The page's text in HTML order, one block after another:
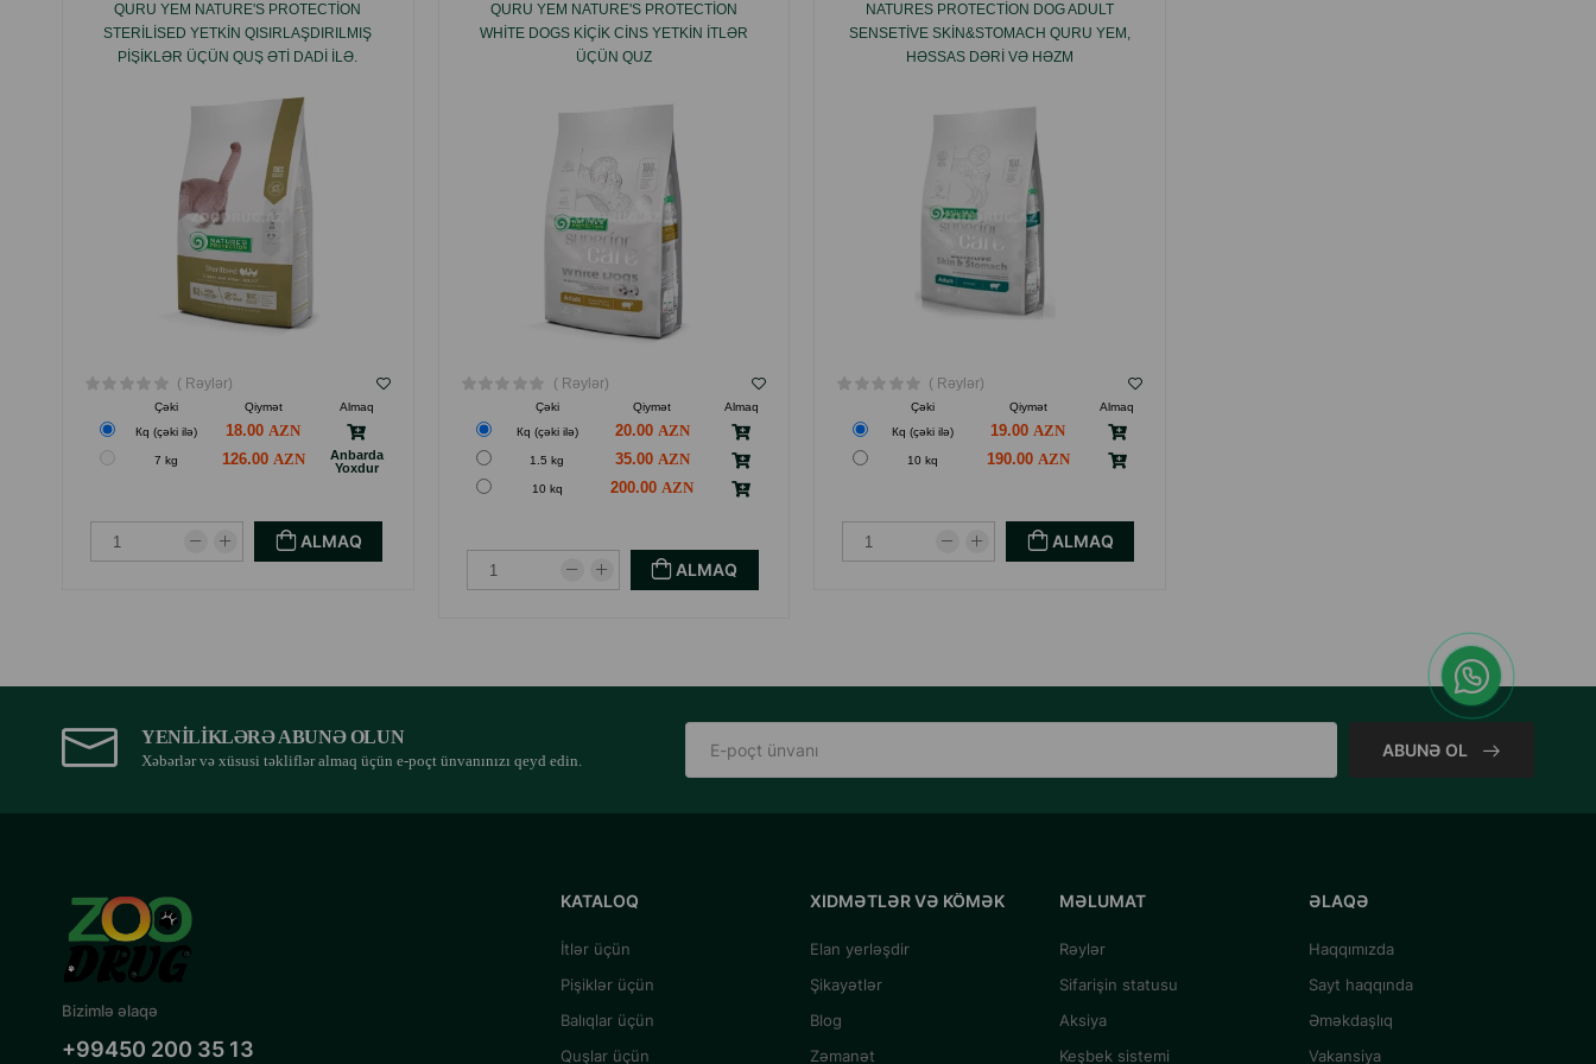
QURU YEM NATURE'S PROTECTION
STERILISED YETKIN QISIRLAŞDIRILMIŞ
PIŞIKLƏR ÜÇÜN QUŞ ƏTI DADI ILƏ.
( Rəylər)
Çəki Qiymət
Almaq
Кq (çəki ilə)
18.00
7 kg 126.00
Anbarda
Yoxdur
ALMAQ
QURU YEM NATURE'S PROTECTION
WHITE DOGS KIÇIK СINS YETKIN ITLƏR
ÜÇÜN QUZ
( Rəylər)
Çəki Qiymət
Almaq
Кq (çəki ilə)
20.00
1.5 kg 35.00
10 kq 200.00
ALMAQ
NATURES PROTECTION DOG ADULT
SENSETIVE SKIN&STOMACH QURU YEM,
HƏSSAS DƏRI VƏ HƏZM
CINSDƏN OLAN BÖYÜKLƏR ÜÇÜN
ITLƏRIN, QOYUN ƏTI DADINDA.
( Rəylər)
Çəki Qiymət
Almaq
Кq (çəki ilə)
19.00
10 kq 190.00
ALMAQ
YENILIKLƏRƏ ABUNƏ OLUN
Xəbərlər və xüsusi təkliflər almaq üçün e-poçt ünvanınızı qeyd edin.
ABUNƏ OL
Bizimlə əlaqə
+99450 200 35 13
KATALOQ
İtlər üçün
Pişiklər üçün
Balıqlar üçün
Quşlar üçün
XIDMƏTLƏR VƏ KÖMƏK
Elan yerləşdir
Şikayətlər
Blog
Zəmanət
MƏLUMAT
Rəylər
Sifarişin statusu
Aksiya
Keşbek sistemi
ƏLAQƏ
Haqqımızda
Sayt haqqında
Əməkdaşlıq
Vakansiya